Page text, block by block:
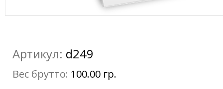
Артикул: d249
Вес брутто: 100.00 гр.